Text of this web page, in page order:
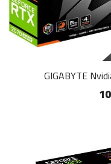
GIGABYTE